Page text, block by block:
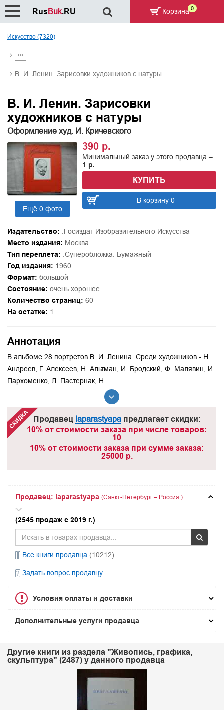
Искусство (7320)
В. И. Ленин. Зарисовки художников с натуры
В. И. Ленин. Зарисовки
художников с натуры
Оформление худ. И. Кричевского
Ещё 0 фото
390 р.
Минимальный заказ у этого продавца –
1 р.
КУПИТЬ
В корзину 0
Издательство:
.Госиздат Изобразительного Искусства
Место издания: Москва
Тип переплёта: .Суперобложка. Бумажный
Год издания: 1960
Формат: большой
Состояние: очень хорошее
Количество страниц: 60
На остатке: 1
Аннотация
В альбоме 28 портретов В. И. Ленина. Среди художников - Н.
Андреев, Г. Алексеев, Н. Альтман, И. Бродский, Ф. Малявин, И.
Пархоменко, Л. Пастернак, Н. ...
Продавец laparastyapaпредлагает скидки:
10% от стоимости заказа при числе товаров:
10
10% от стоимости заказа при сумме заказа:
25000 р.
Продавец: laparastyapa (Санкт-Петербург – Россия.)
(2545 продаж с 2019 г.)
Все книги продавца (10212)
Задать вопрос продавцу
Условия оплаты и доставки
Дополнительные услуги продавца
Другие книги из раздела "Живопись, графика,
скульптура" (2487) у данного продавца
RusBuk.RU Корзина 0